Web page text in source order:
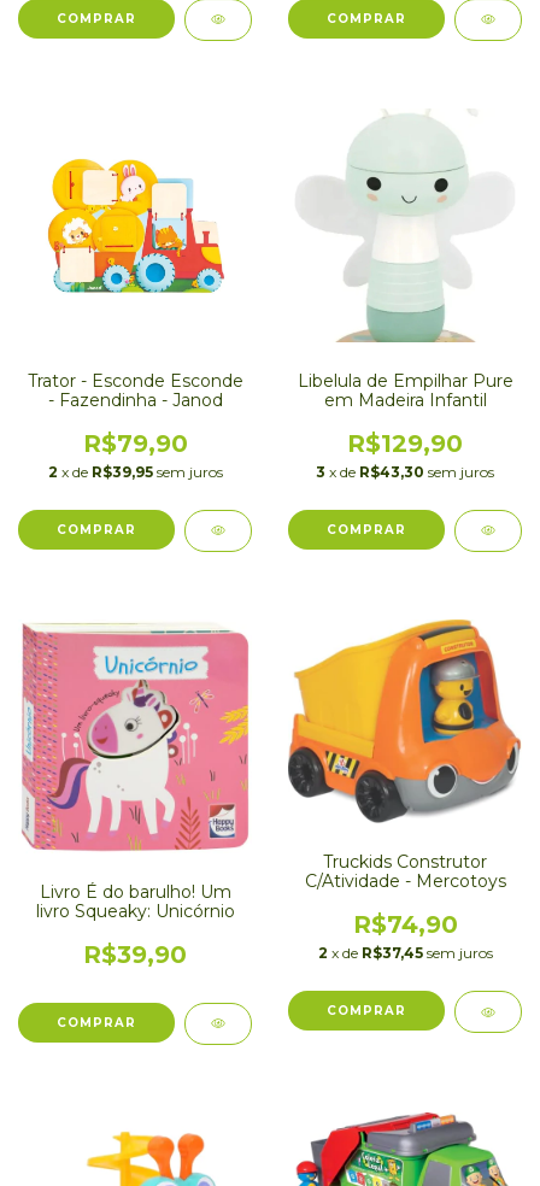
Trator - Esconde Esconde
- Fazendinha - Janod
R$79,90
2 x de R$39,95 sem juros
Libelula de Empilhar Pure
em Madeira Infantil
R$129,90
3 x de R$43,30 sem juros
Livro É do barulho! Um
livro Squeaky: Unicórnio
R$39,90
Truckids Construtor
C/Atividade - Mercotoys
R$74,90
2 x de R$37,45 sem juros